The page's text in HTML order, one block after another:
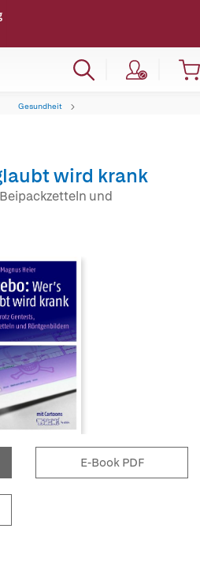
Gesundheit
wird krank
und
E-Book PDF